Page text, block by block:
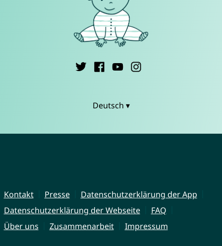
Deutsch ▾
Kontakt Presse
Datenschutzerklärung der App
Datenschutzerklärung der Webseite
FAQ
Über uns
Zusammenarbeit Impressum